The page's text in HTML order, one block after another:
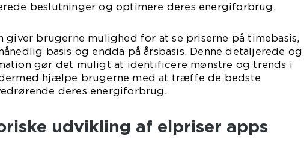
beslutninger og optimere deres energiforbrug.
giver brugerne mulighed for at se priserne på timebasis,
basis og endda på årsbasis. Denne detaljerede og
gør det muligt at identificere mønstre og trends i
hjælpe brugerne med at træffe de bedste
deres energiforbrug.
udvikling af elpriser apps